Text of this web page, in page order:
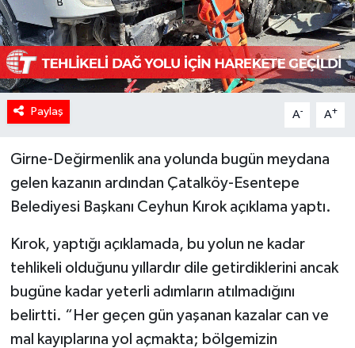
Paylaş A- A+
Girne-Değirmenlik ana yolunda bugün meydana
gelen kazanın ardından Çatalköy-Esentepe
Belediyesi Başkanı Ceyhun Kırok açıklama yaptı.
Kırok, yaptığı açıklamada, bu yolun ne kadar
tehlikeli olduğunu yıllardır dile getirdiklerini ancak
bugüne kadar yeterli adımların atılmadığını
belirtti. “Her geçen gün yaşanan kazalar can ve
mal kayıplarına yol açmakta; bölgemizin